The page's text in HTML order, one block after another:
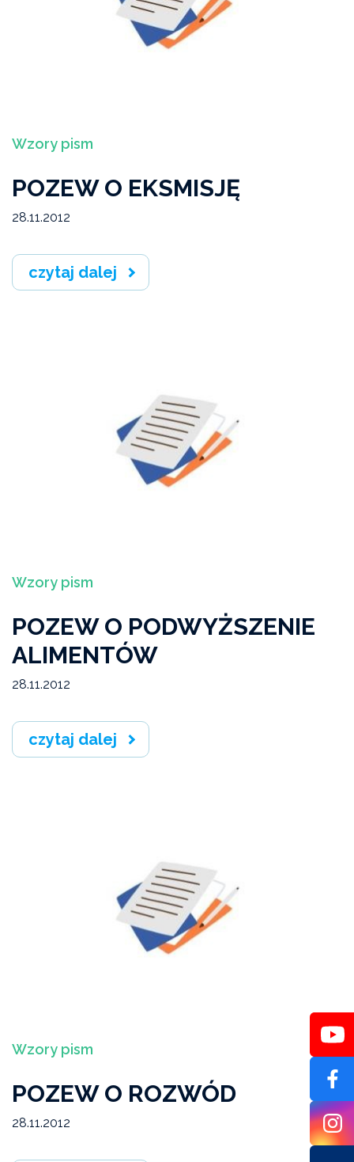
Kompetencje i zadania służb
Artykuły
Wzory pism
POZEW O EKSMISJĘ
28.11.2012
czytaj dalej
Wzory pism
POZEW O PODWYŻSZENIE
ALIMENTÓW
28.11.2012
czytaj dalej
Wzory pism
POZEW O ROZWÓD
28.11.2012